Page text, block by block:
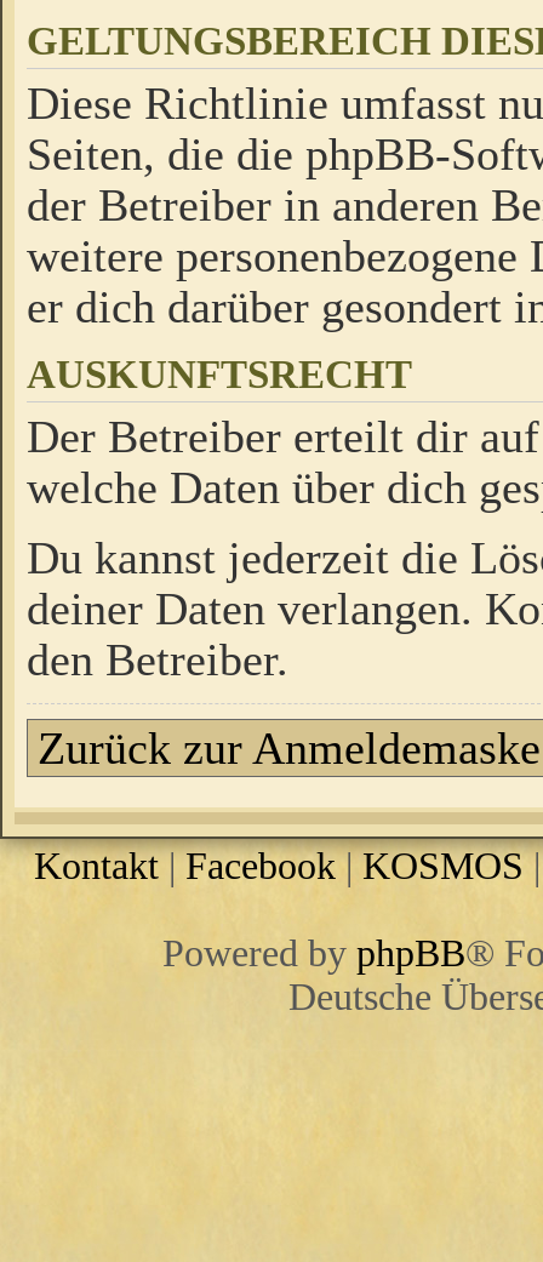
GELTUNGSBEREICH
Diese Richtlinie umfasst
Seiten, die die phpBB-
der Betreiber in anderen
weitere
er dich darüber gesondert
AUSKUNFTSRECHT
Der Betreiber erteilt dir
welche Daten über dich
Du kannst jederzeit die
deiner Daten verlangen.
den Betreiber.
Zurück zur Anmeldemaske
Kontakt | Facebook| KOSMOS
Powered by phpBB®
Deutsche